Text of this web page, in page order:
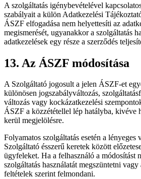
A szolgáltatás igénybevételével
szabályait a külön Adatkezelési
ÁSZF elfogadása nem helyettesíti az
megismerését, ugyanakkor a szolgáltatás
adatkezelések egy része a szerződés
13. Az ÁSZF módosítása
A Szolgáltató jogosult a jelen ÁSZF-et
különösen jogszabályváltozás,
változás vagy kockázatkezelési
ÁSZF a közzététellel lép hatályba, kivéve
kerül megjelölésre.
Folyamatos szolgáltatás esetén a lényeges
Szolgáltató ésszerű keretek között
ügyfeleket. Ha a felhasználó a módosítást
szolgáltatás használatát megszüntetni
feltételek szerint felmondani.